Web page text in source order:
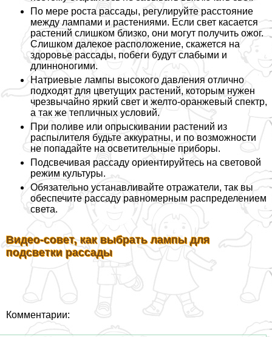
По мере роста рассады, регулируйте расстояние
между лампами и растениями. Если свет касается
растений слишком близко, они могут получить ожог.
Слишком далекое расположение, скажется на
здоровье рассады, побеги будут слабыми и
длинноногими.
Натриевые лампы высокого давления отлично
подходят для цветущих растений, которым нужен
чрезвычайно яркий свет и желто-оранжевый спектр,
а так же тепличных условий.
При поливе или опрыскивании растений из
распылителя будьте аккуратны, и по возможности
не попадайте на осветительные приборы.
Подсвечивая рассаду ориентируйтесь на световой
режим культуры.
Обязательно устанавливайте отражатели, так вы
обеспечите рассаду равномерным распределением
света.
Видео-совет, как выбрать лампы для
подсветки рассады
Комментарии: